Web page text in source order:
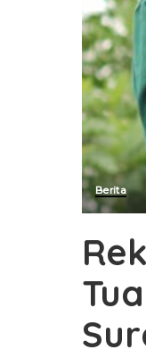
Berita